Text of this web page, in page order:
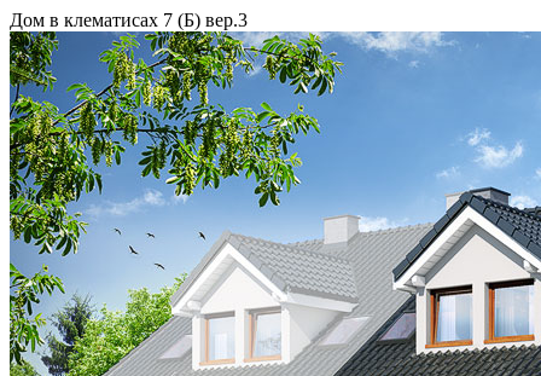
Дом в клематисах 7 (Б) вер.3